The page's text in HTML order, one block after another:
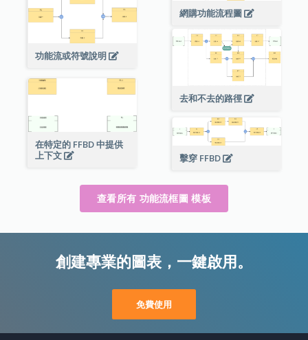
網購功能流程圖
功能流或符號說明
去和不去的路徑
在特定的 FFBD 中提供
上下文
擊穿 FFBD
查看所有 功能流框圖 模板
創建專業的圖表，一鍵啟用。
免費使用